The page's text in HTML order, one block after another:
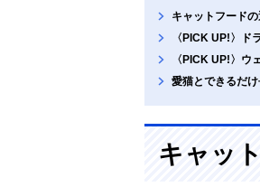
キャットフード
〈PICK UP!〉ド
〈PICK UP!〉ウ
愛猫とできるだけ
キャッ